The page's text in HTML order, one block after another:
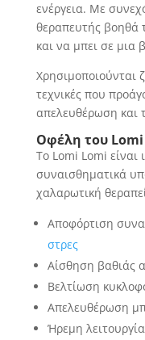
ενέργεια. Με
θεραπευτής βοηθά
και να μπει σε μια
Χρησιμοποιούνται
τεχνικές που
απελευθέρωση
Οφέλη του Lomi
Το Lomi Lomi είναι
συναισθηματικά
χαλαρωτική
Αποφόρτιση
στρες
Αίσθηση βαθιάς
Βελτίωση
Απελευθέρωση
Ήρεμη